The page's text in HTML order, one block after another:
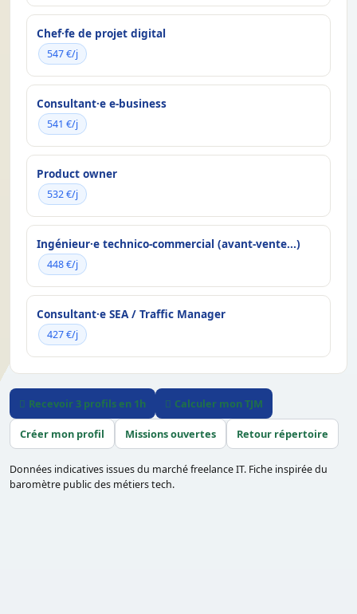
Chef·fe de projet digital
547 €/j
Consultant·e e-business
541 €/j
Product owner
532 €/j
Ingénieur·e technico-commercial (avant-vente...)
448 €/j
Consultant·e SEA / Traffic Manager
427 €/j
Recevoir 3 profils en 1h Calculer mon TJM
Créer mon profil Missions ouvertes Retour répertoire
Données indicatives issues du marché freelance IT. Fiche inspirée du
baromètre public des métiers tech.